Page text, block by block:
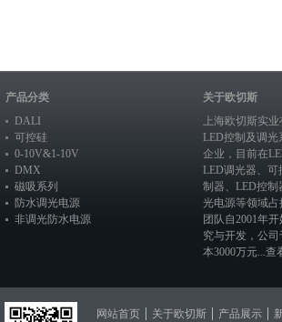
产品分类
DALI
可控硅
0-10V&1-10V
DMX
磁吸系列
防水调光电源
非调光防水电源
关于欧切斯
上海欧切斯实
LED控制及调
企业，目前在
LED调光器、 可
制器、 LED控制
光电源等领域占
团队自2001年
究与开发，公司
本3000万元...查
网站首页 关于欧切斯 产品展示